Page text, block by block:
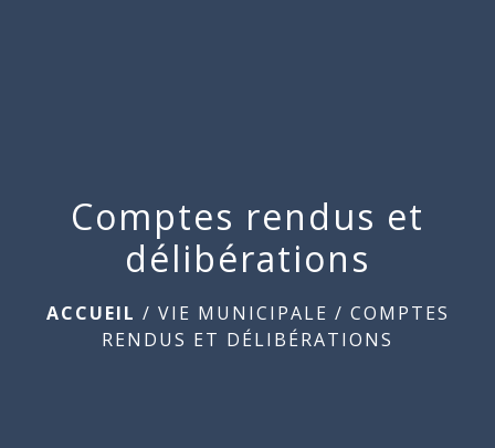
Comptes rendus et
délibérations
ACCUEIL / VIE MUNICIPALE / COMPTES
RENDUS ET DÉLIBÉRATIONS